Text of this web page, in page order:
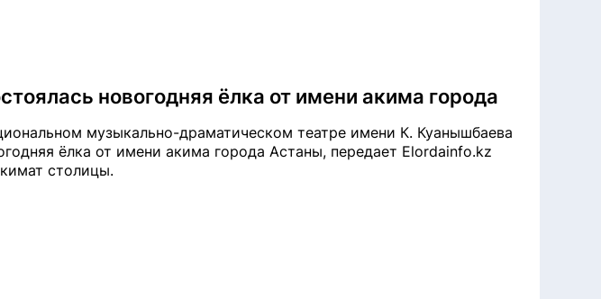
новогодняя ёлка от имени акима города
музыкально-драматическом театре имени К. Куанышбаева
ёлка от имени акима города Астаны, передает Elordainfo.kz
столицы.